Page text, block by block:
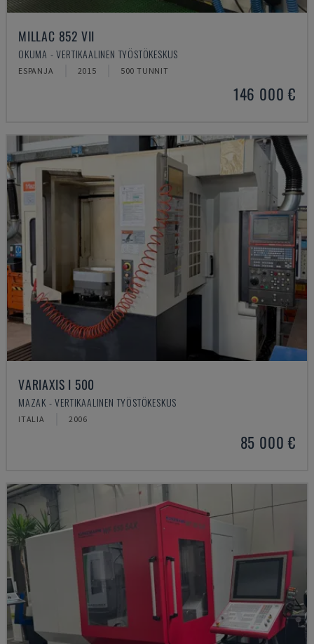
MILLAC 852 VII
OKUMA - VERTIKAALINEN TYÖSTÖKESKUS
ESPANJA 2015 500 TUNNIT
146 000 €
VARIAXIS I 500
MAZAK - VERTIKAALINEN TYÖSTÖKESKUS
ITALIA 2006
85 000 €